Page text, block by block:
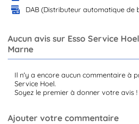
DAB (Distributeur automatique de
Aucun avis sur Esso Service
Marne
Il n'y a encore aucun commentaire à
Service Hoel.
Soyez le premier à donner votre avis !
Ajouter votre commentaire